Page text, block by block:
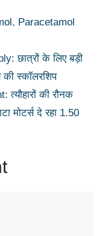
, Paracetamol
छात्रों के लिए बड़ी
स्कॉलरशिप
की रौनक
मोटर्स दे रहा 1.50